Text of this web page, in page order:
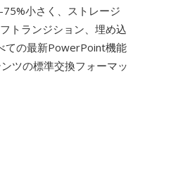
小さく、ストレージ
トランジション、埋め込
ての最新PowerPoint機能
ツの標準交換フォーマッ